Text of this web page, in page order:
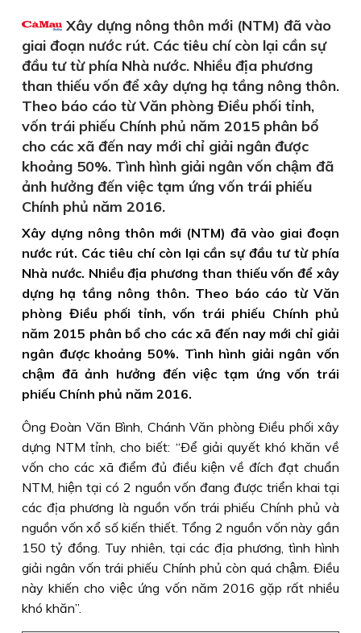
Xây dựng nông thôn mới (NTM) đã vào
giai đoạn nước rút. Các tiêu chí còn lại cần sự
đầu tư từ phía Nhà nước. Nhiều địa phương
than thiếu vốn để xây dựng hạ tầng nông thôn.
Theo báo cáo từ Văn phòng Điều phối tỉnh,
vốn trái phiếu Chính phủ năm 2015 phân bổ
cho các xã đến nay mới chỉ giải ngân được
khoảng 50%. Tình hình giải ngân vốn chậm đã
ảnh hưởng đến việc tạm ứng vốn trái phiếu
Chính phủ năm 2016.
Xây dựng nông thôn mới (NTM) đã vào giai đoạn
nước rút. Các tiêu chí còn lại cần sự đầu tư từ phía
Nhà nước. Nhiều địa phương than thiếu vốn để xây
dựng hạ tầng nông thôn. Theo báo cáo từ Văn
phòng Điều phối tỉnh, vốn trái phiếu Chính phủ
năm 2015 phân bổ cho các xã đến nay mới chỉ giải
ngân được khoảng 50%. Tình hình giải ngân vốn
chậm đã ảnh hưởng đến việc tạm ứng vốn trái
phiếu Chính phủ năm 2016.
Ông Ðoàn Văn Bình, Chánh Văn phòng Ðiều phối xây
dựng NTM tỉnh, cho biết: “Ðể giải quyết khó khăn về
vốn cho các xã điểm đủ điều kiện về đích đạt chuẩn
NTM, hiện tại có 2 nguồn vốn đang được triển khai tại
các địa phương là nguồn vốn trái phiếu Chính phủ và
nguồn vốn xổ số kiến thiết. Tổng 2 nguồn vốn này gần
150 tỷ đồng. Tuy nhiên, tại các địa phương, tình hình
giải ngân vốn trái phiếu Chính phủ còn quá chậm. Ðiều
này khiến cho việc ứng vốn năm 2016 gặp rất nhiều
khó khăn”.